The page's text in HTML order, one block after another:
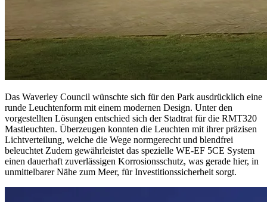
Das Waverley Council wünschte sich für den Park ausdrücklich eine
runde Leuchtenform mit einem modernen Design. Unter den
vorgestellten Lösungen entschied sich der Stadtrat für die RMT320
Mastleuchten. Überzeugen konnten die Leuchten mit ihrer präzisen
Lichtverteilung, welche die Wege normgerecht und blendfrei
beleuchtet Zudem gewährleistet das spezielle WE-EF 5CE System
einen dauerhaft zuverlässigen Korrosionsschutz, was gerade hier, in
unmittelbarer Nähe zum Meer, für Investitionssicherheit sorgt.